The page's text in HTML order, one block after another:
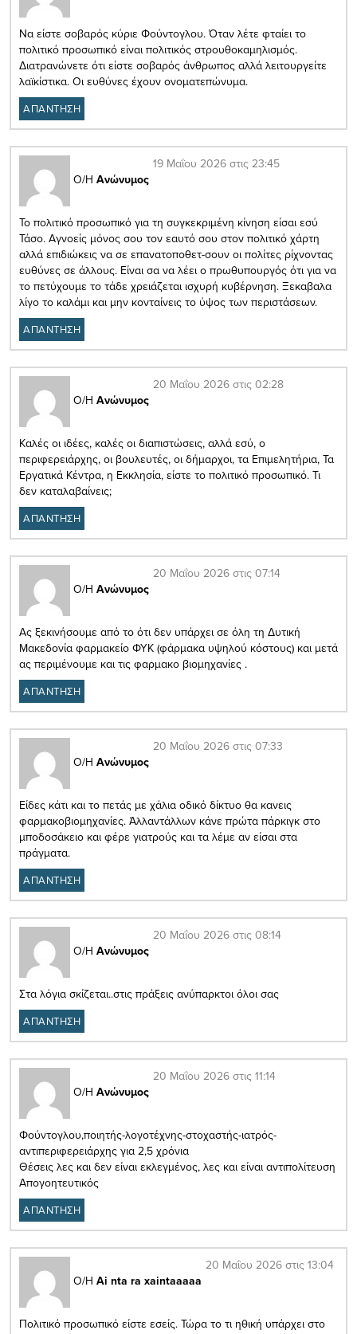
Να είστε σοβαρός κύριε Φούντογλου. Όταν λέτε φταίει το
πολιτικό προσωπικό είναι πολιτικός στρουθοκαμηλισμός.
Διατρανώνετε ότι είστε σοβαρός άνθρωπος αλλά λειτουργείτε
λαϊκίστικα. Οι ευθύνες έχουν ονοματεπώνυμα.
ΑΠΑΝΤΗΣΗ
Ο/Η Ανώνυμος
19 Μαΐου 2026 στις 23:45
Το πολιτικό προσωπικό για τη συγκεκριμένη κίνηση είσαι εσύ
Τάσο. Αγνοείς μόνος σου τον εαυτό σου στον πολιτικό χάρτη
αλλά επιδιώκεις να σε επανατοποθετ-σουν οι πολίτες ρίχνοντας
ευθύνες σε άλλους. Είναι σα να λέει ο πρωθυπουργός ότι για να
το πετύχουμε το τάδε χρειάζεται ισχυρή κυβέρνηση. Ξεκαβαλα
λίγο το καλάμι και μην κονταίνεις το ύψος των περιστάσεων.
ΑΠΑΝΤΗΣΗ
Ο/Η Ανώνυμος
20 Μαΐου 2026 στις 02:28
Καλές οι ιδέες, καλές οι διαπιστώσεις, αλλά εσύ, ο
περιφερειάρχης, οι βουλευτές, οι δήμαρχοι, τα Επιμελητήρια, Τα
Εργατικά Κέντρα, η Εκκλησία, είστε το πολιτικό προσωπικό. Τι
δεν καταλαβαίνεις;
ΑΠΑΝΤΗΣΗ
Ο/Η Ανώνυμος
20 Μαΐου 2026 στις 07:14
Ας ξεκινήσουμε από το ότι δεν υπάρχει σε όλη τη Δυτική
Μακεδονία φαρμακείο ΦΥΚ (φάρμακα υψηλού κόστους) και μετά
ας περιμένουμε και τις φαρμακο βιομηχανίες .
ΑΠΑΝΤΗΣΗ
Ο/Η Ανώνυμος
20 Μαΐου 2026 στις 07:33
Είδες κάτι και το πετάς με χάλια οδικό δίκτυο θα κανεις
φαρμακοβιομηχανίες. Άλλαντάλλων κάνε πρώτα πάρκιγκ στο
μποδοσάκειο και φέρε γιατρούς και τα λέμε αν είσαι στα
πράγματα.
ΑΠΑΝΤΗΣΗ
Ο/Η Ανώνυμος
20 Μαΐου 2026 στις 08:14
Στα λόγια σκίζεται..στις πράξεις ανύπαρκτοι όλοι σας
ΑΠΑΝΤΗΣΗ
Ο/Η Ανώνυμος
20 Μαΐου 2026 στις 11:14
Φούντογλου,ποιητής-λογοτέχνης-στοχαστής-ιατρός-
αντιπεριφερειάρχης για 2,5 χρόνια
Θέσεις λες και δεν είναι εκλεγμένος, λες και είναι αντιπολίτευση
Απογοητευτικός
ΑΠΑΝΤΗΣΗ
Ο/Η Ai nta ra xaintaaaaa
20 Μαΐου 2026 στις 13:04
Πολιτικό προσωπικό είστε εσείς. Τώρα το τι ηθική υπάρχει στο